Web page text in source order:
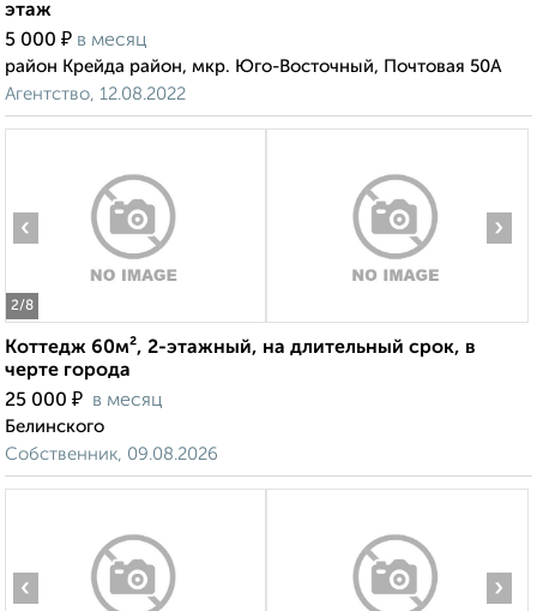
этаж
5 000 ₽ в месяц
район Крейда район, мкр. Юго-Восточный, Почтовая 50А
Агентство, 12.08.2022
2/8
‹ ›
Коттедж 60м², 2-этажный, на длительный срок, в
черте города
25 000 ₽ в месяц
Белинского
Собственник, 09.08.2026
‹ ›